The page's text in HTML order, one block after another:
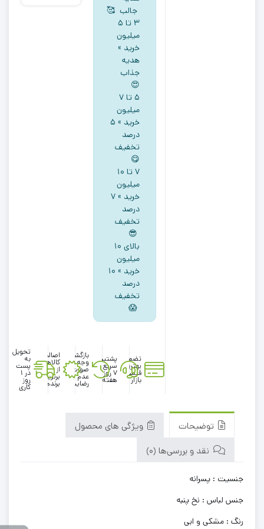
جالب 🥰
۳ تا ۵
میلیون
خرید »
هدیه
جذاب
😍
5 تا ۷
میلیون
خرید » ۵
درصد
تخفیف
😋
۷ تا ۱۰
میلیون
خرید » ۷
درصد
تخفیف
😎
بالای ۱۰
میلیون
خرید » ۱۰
درصد
تخفیف
😱
تضمین
بهترین
قیمت
بازار
پشتیبانی
سریع در
۷ روز
هفته
بازگشت
وجه در
صورت
عدم
رضایت
اصالت
کالاها
از
برترین
برندها
تحویل
به
پست
در 1
روز
کاری
توضیحات
ویژگی های محصول
نقد و بررسی‌ها (0)
جنسیت : پسرانه
جنس لباس : نخ پنبه
رنگ : مشکی و ابی